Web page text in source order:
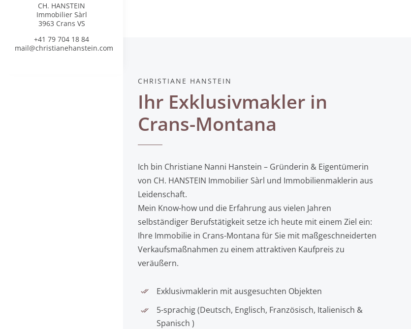
CH. HANSTEIN
Immobilier Sàrl
3963 Crans VS
+41 79 704 18 84
mail@christianehanstein.com
CHRISTIANE HANSTEIN
Ihr Exklusivmakler in
Crans-Montana
Ich bin Christiane Nanni Hanstein – Gründerin & Eigentümerin
von CH. HANSTEIN Immobilier Sàrl und Immobilienmaklerin aus
Leidenschaft.
Mein Know-how und die Erfahrung aus vielen Jahren
selbständiger Berufstätigkeit setze ich heute mit einem Ziel ein:
Ihre Immobilie in Crans-Montana für Sie mit maßgeschneiderten
Verkaufsmaßnahmen zu einem attraktiven Kaufpreis zu
veräußern.
Exklusivmaklerin mit ausgesuchten Objekten
5-sprachig (Deutsch, Englisch, Französisch, Italienisch &
Spanisch )